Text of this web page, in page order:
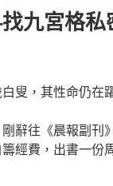
九宮格
叟，其性命仍在
辭往《晨報副刊
經費，出書一份